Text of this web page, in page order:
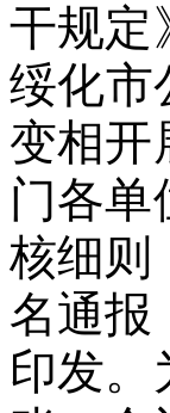
干规定
绥化市
变相开
门各单
核细则
名通报
印发。